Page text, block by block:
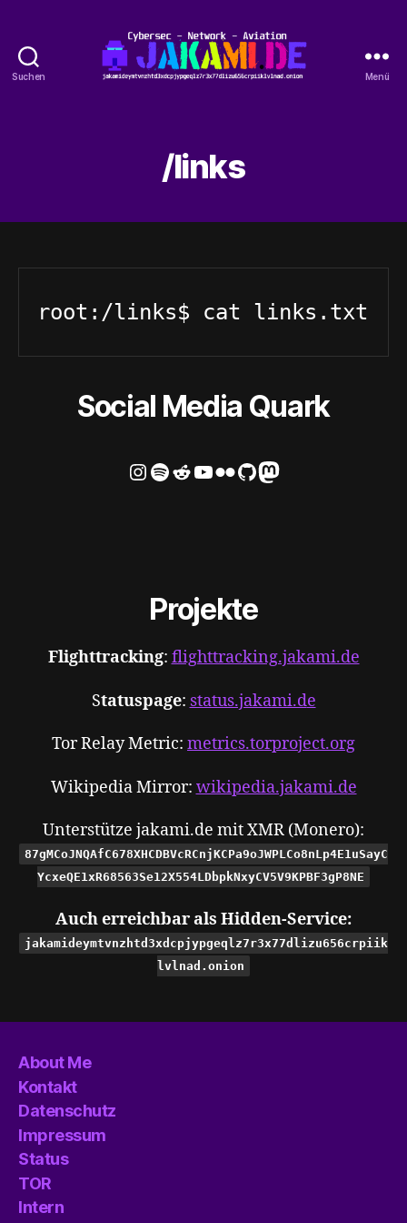
Suchen Menü
/links
root:/links$ cat links.txt
Social Media Quark
Instagram
Spotify
Reddit
YouTube
Flickr
GitHub
Mastodon
Projekte
Flighttracking: flighttracking.jakami.de
Statuspage: status.jakami.de
Tor Relay Metric: metrics.torproject.org
Wikipedia Mirror: wikipedia.jakami.de
Unterstütze jakami.de mit XMR (Monero):
87gMCoJNQAfC678XHCDBVcRCnjKCPa9oJWPLCo8nLp4E1uSayC
YcxeQE1xR68563Se12X554LDbpkNxyCV5V9KPBF3gP8NE
Auch erreichbar als Hidden-Service:
jakamideymtvnzhtd3xdcpjypgeqlz7r3x77dlizu656crpiik
lvlnad.onion
About Me
Kontakt
Datenschutz
Impressum
Status
TOR
Intern